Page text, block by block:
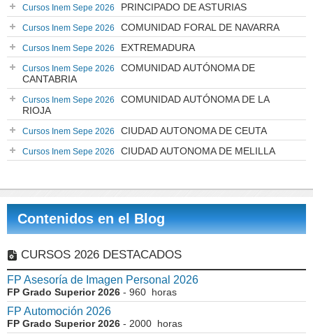
Cursos Inem Sepe 2026 PRINCIPADO DE ASTURIAS
Cursos Inem Sepe 2026 COMUNIDAD FORAL DE NAVARRA
Cursos Inem Sepe 2026 EXTREMADURA
Cursos Inem Sepe 2026
COMUNIDAD AUTÓNOMA DE
CANTABRIA
Cursos Inem Sepe 2026
COMUNIDAD AUTÓNOMA DE LA
RIOJA
Cursos Inem Sepe 2026 CIUDAD AUTONOMA DE CEUTA
Cursos Inem Sepe 2026 CIUDAD AUTONOMA DE MELILLA
Contenidos en el Blog
CURSOS 2026 DESTACADOS
FP Asesoría de Imagen Personal 2026
FP Grado Superior 2026 - 960 horas
FP Automoción 2026
FP Grado Superior 2026 - 2000 horas